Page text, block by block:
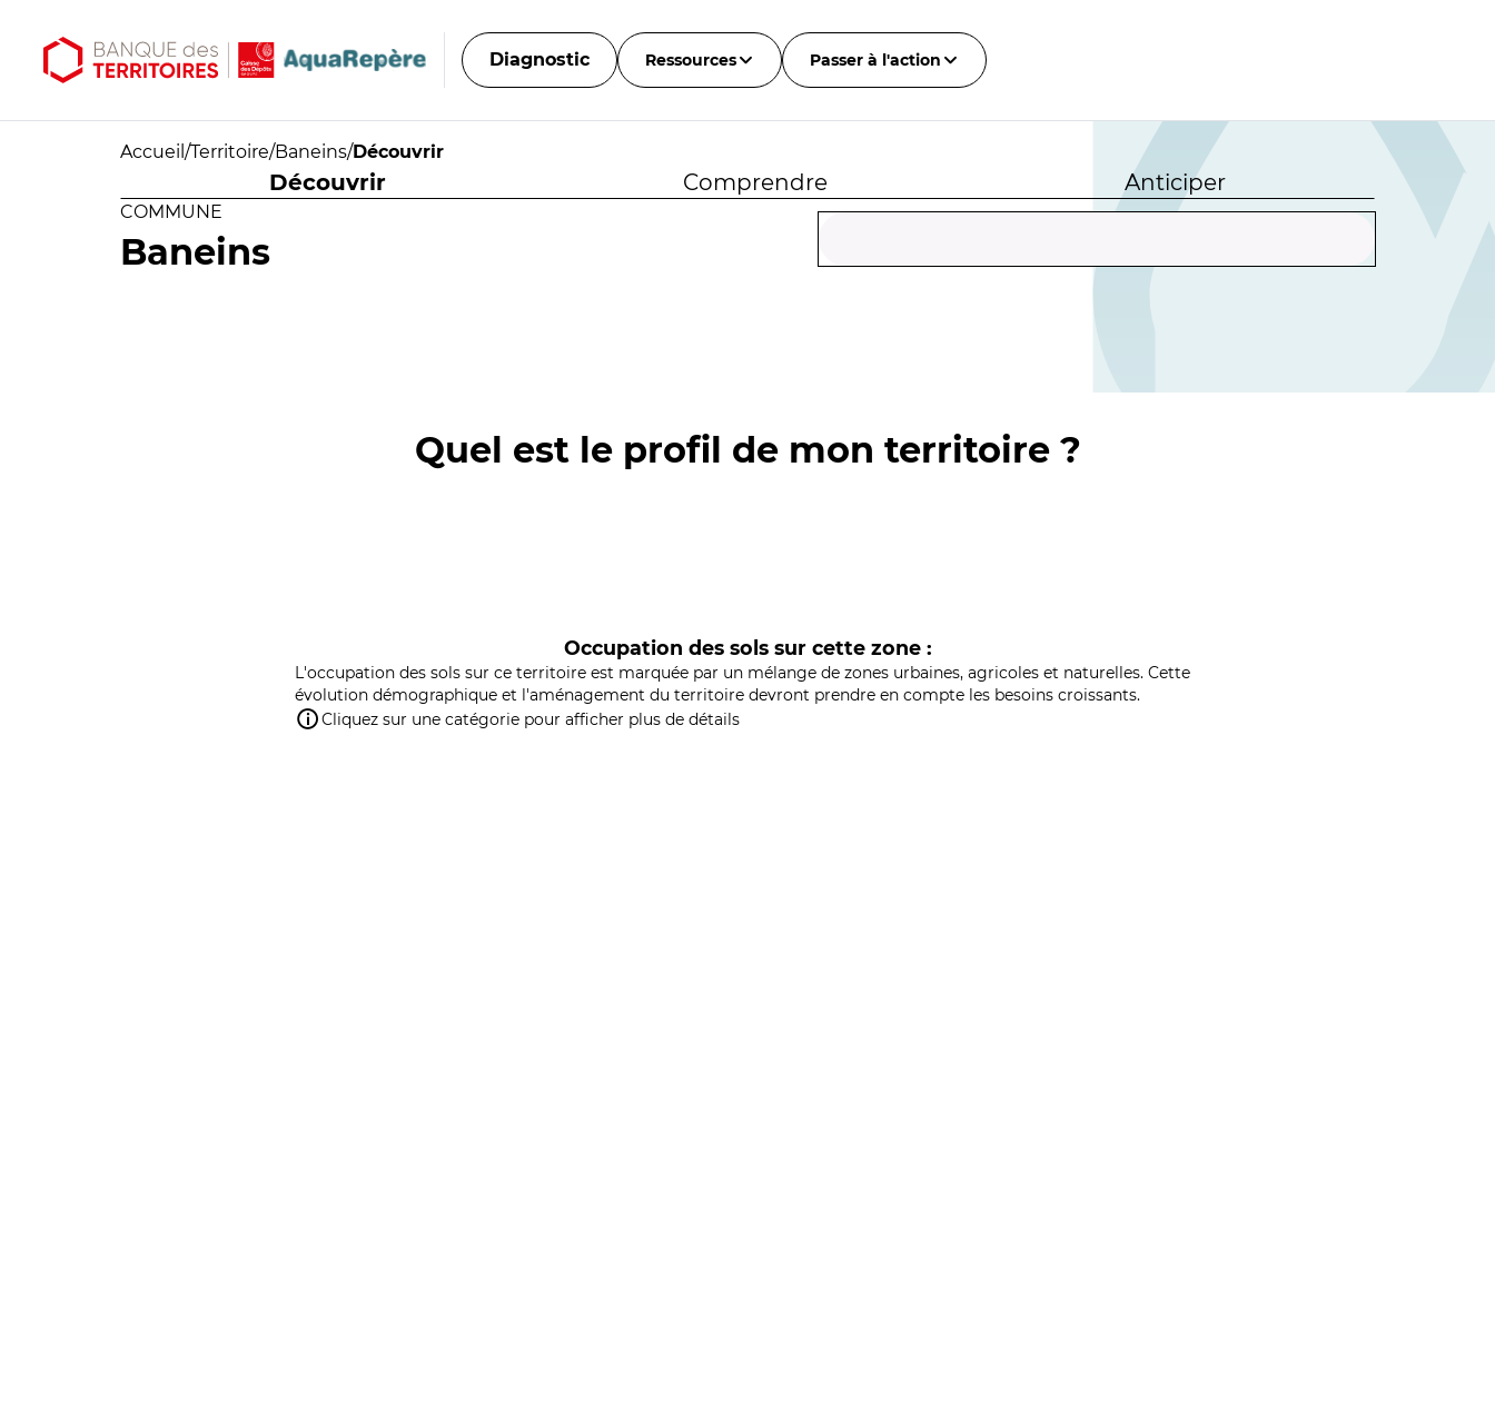
Diagnostic Ressources Passer à l'action
Accueil /Territoire/Baneins/Découvrir
Découvrir Comprendre Anticiper
COMMUNE
Baneins
Quel est le profil de mon territoire ?
Occupation des sols sur cette zone :
L'occupation des sols sur ce territoire est marquée par un mélange de zones urbaines, agricoles et naturelles. Cette
évolution démographique et l'aménagement du territoire devront prendre en compte les besoins croissants.
Cliquez sur une catégorie pour afficher plus de détails